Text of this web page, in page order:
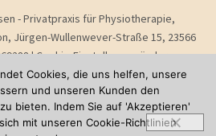
- Privatpraxis für Physiotherapie,
Jürgen-Wullenwever-Straße 15, 23566
|Cookie-Einstellungen ändern
Cookies, die uns helfen, unsere
und unseren Kunden den
bieten. Indem Sie auf 'Akzeptieren'
mit unseren Cookie-Richtlinien